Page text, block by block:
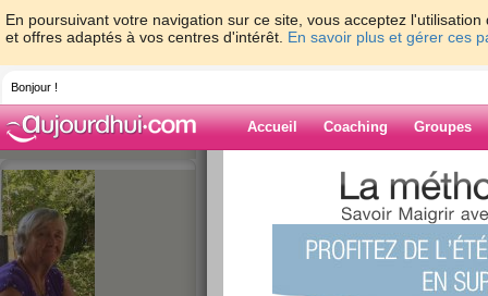
En poursuivant votre navigation sur ce site, vous acceptez
et offres adaptés à vos centres d'intérêt. En savoir plus et gérer ces
Bonjour !
Accueil Coaching Groupes
>
Blog de